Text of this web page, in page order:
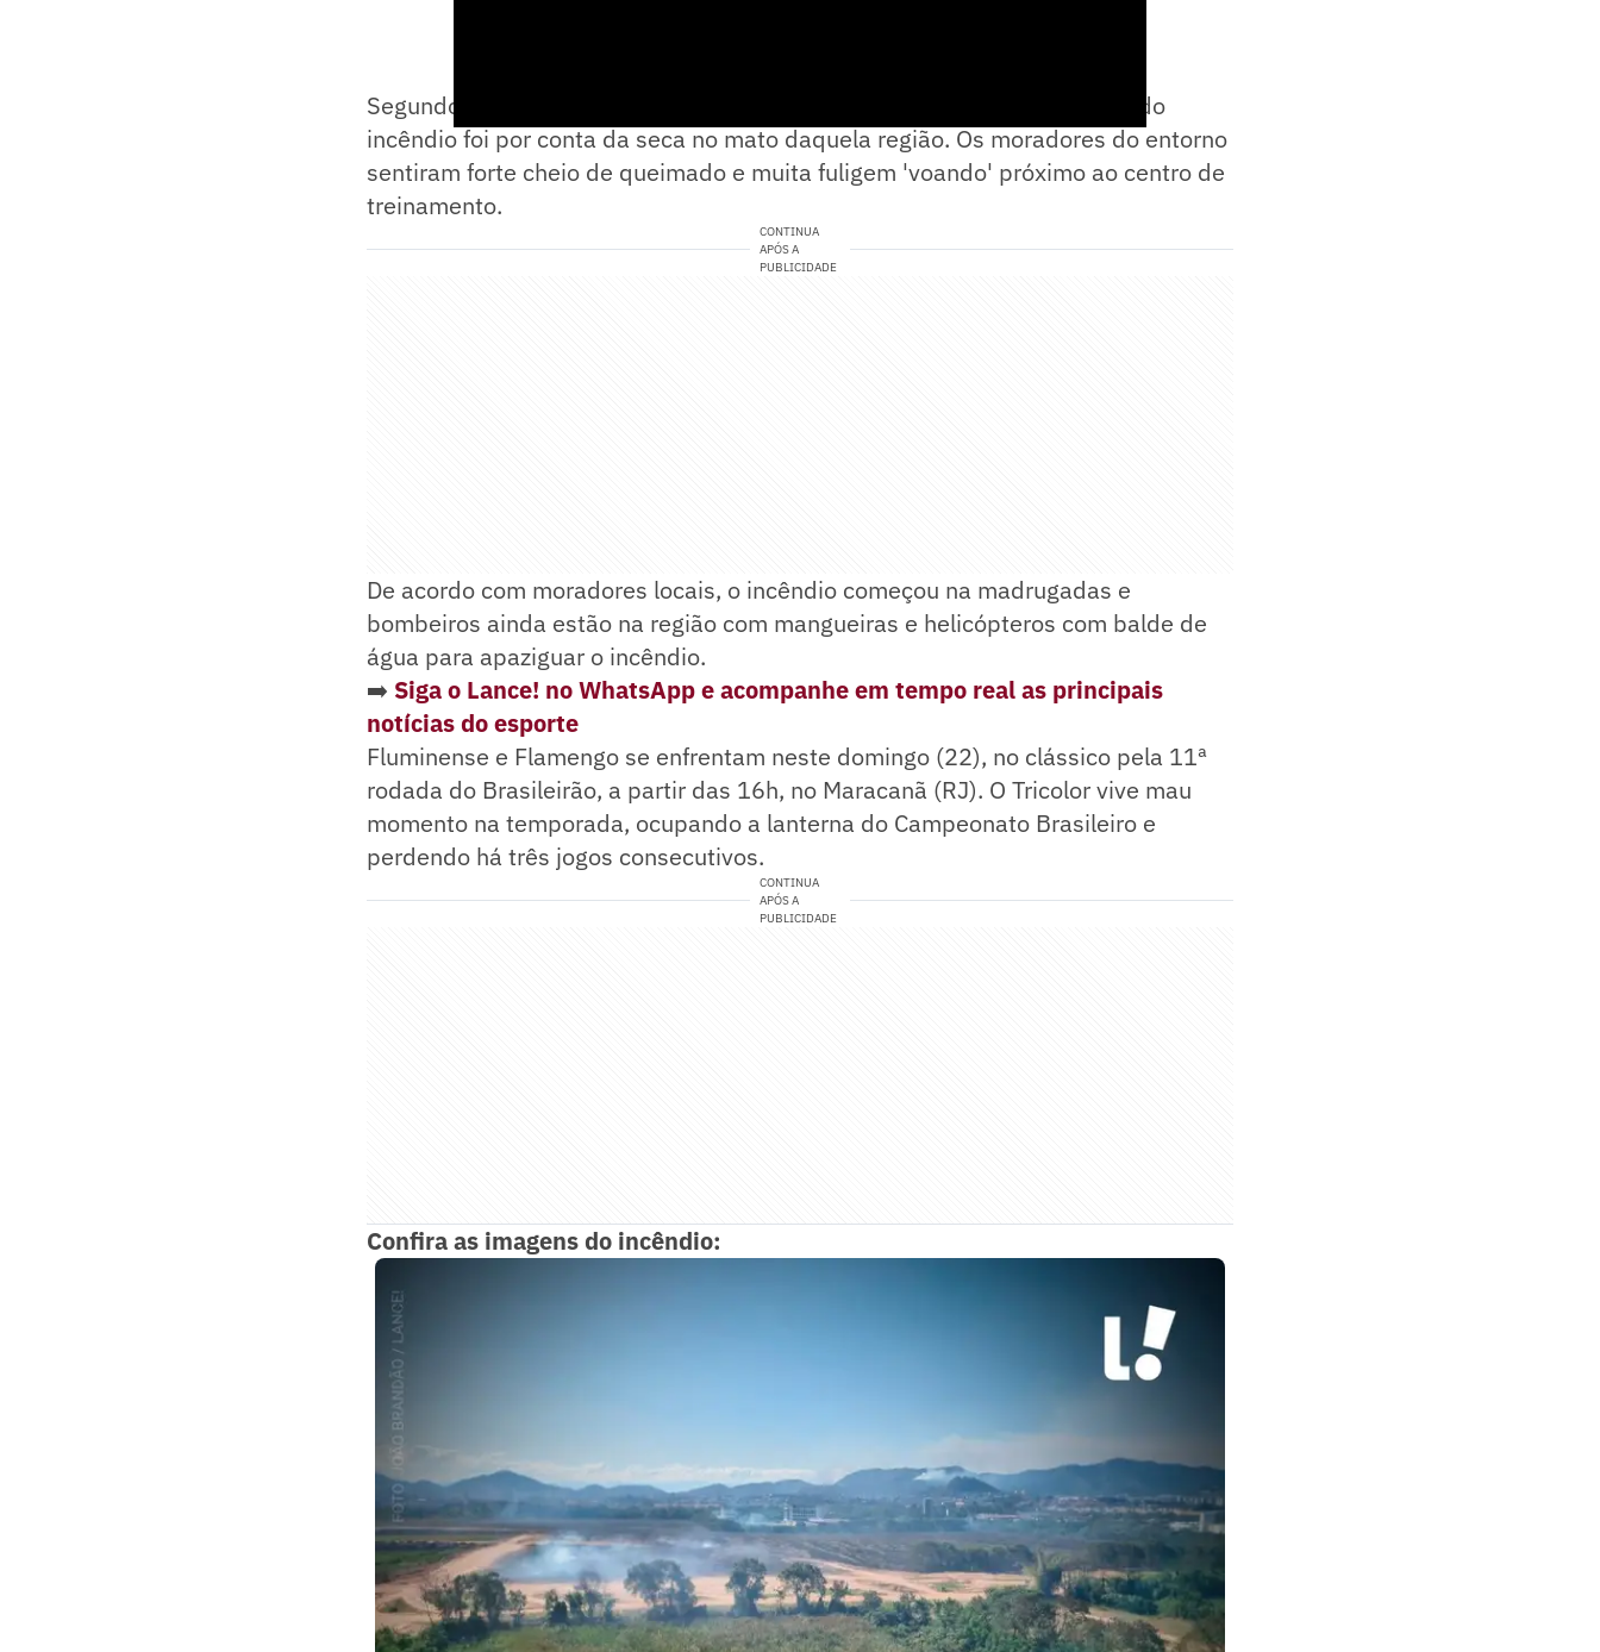
Segundo informações da assessoria do Tricolor das Laranjeiras, a causa do
incêndio foi por conta da seca no mato daquela região. Os moradores do entorno
sentiram forte cheio de queimado e muita fuligem 'voando' próximo ao centro de
treinamento.
CONTINUA
APÓS A
PUBLICIDADE
De acordo com moradores locais, o incêndio começou na madrugadas e
bombeiros ainda estão na região com mangueiras e helicópteros com balde de
água para apaziguar o incêndio.
➡️ Siga o Lance! no WhatsApp e acompanhe em tempo real as principais
notícias do esporte
Fluminense e Flamengo se enfrentam neste domingo (22), no clássico pela 11ª
rodada do Brasileirão, a partir das 16h, no Maracanã (RJ). O Tricolor vive mau
momento na temporada, ocupando a lanterna do Campeonato Brasileiro e
perdendo há três jogos consecutivos.
CONTINUA
APÓS A
PUBLICIDADE
Confira as imagens do incêndio: